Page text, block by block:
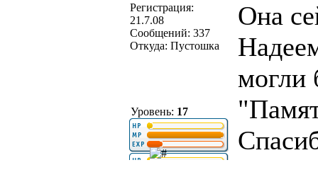
Регистрация:
21.7.08
Сообщений: 337
Откуда: Пустошка
Уровень: 17
Она
могли